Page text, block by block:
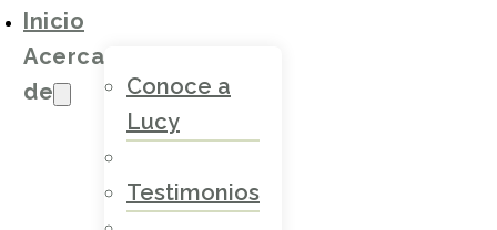
Inicio
Acerca
de
Conoce a
Lucy
Testimonios